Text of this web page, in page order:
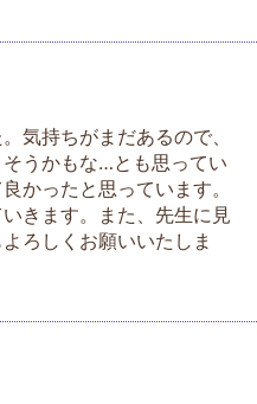
気持ちがまだあるので、
うかもな…とも思ってい
かったと思っています。
きます。また、先生に見
ろしくお願いいたしま